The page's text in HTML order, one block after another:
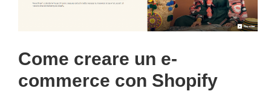
Come creare un e-
commerce con Shopify